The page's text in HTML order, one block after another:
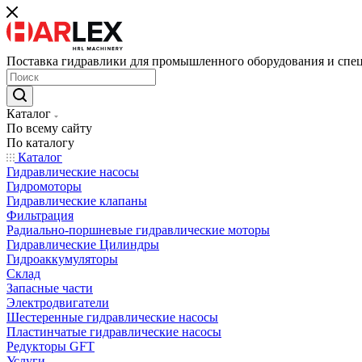
Поставка гидравлики для промышленного оборудования и
Каталог
По всему сайту
По каталогу
Каталог
Гидравлические насосы
Гидромоторы
Гидравлические клапаны
Фильтрация
Радиально-поршневые гидравлические моторы
Гидравлические Цилиндры
Гидроаккумуляторы
Склад
Запасные части
Электродвигатели
Шестеренные гидравлические насосы
Пластинчатые гидравлические насосы
Редукторы GFT